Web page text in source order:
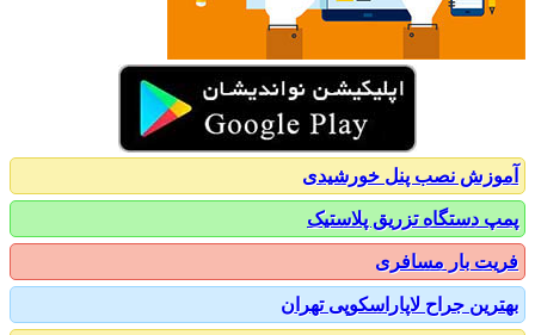
نصب پنل خورشیدی
دستگاه تزریق پلاستیک
بار مسافری
جراح لاپاراسکوپی تهران